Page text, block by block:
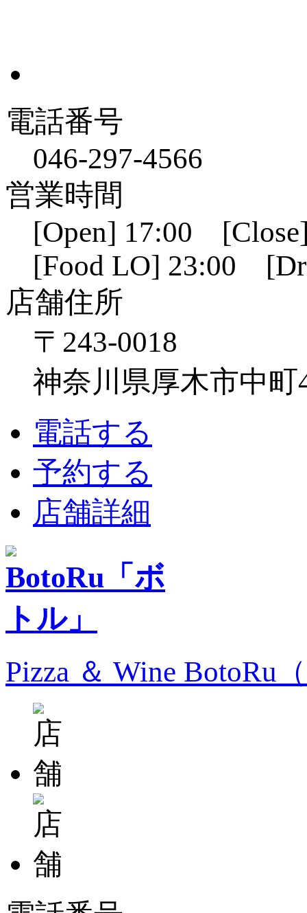
電話番号
046-297-4566
営業時間
[Open] 17:00
[Food LO] 23:00
店舗住所
〒243-0018
神奈川県厚木市中町
電話する
予約する
店舗詳細
Pizza ＆ Wine BotoRu